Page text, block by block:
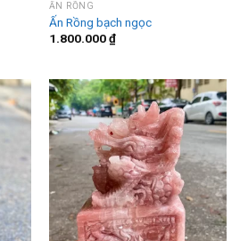
ẤN RỒNG
Ấn Rồng bạch ngọc
1.800.000₫